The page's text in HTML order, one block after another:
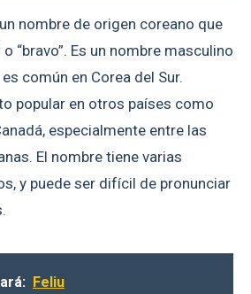
nombre de origen coreano que
“bravo”. Es un nombre masculino
común en Corea del Sur.
popular en otros países como
especialmente entre las
El nombre tiene varias
y puede ser difícil de pronunciar
Feliu